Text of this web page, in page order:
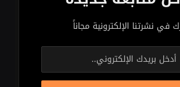
في نشرتنا الإلكترونية مجاناً